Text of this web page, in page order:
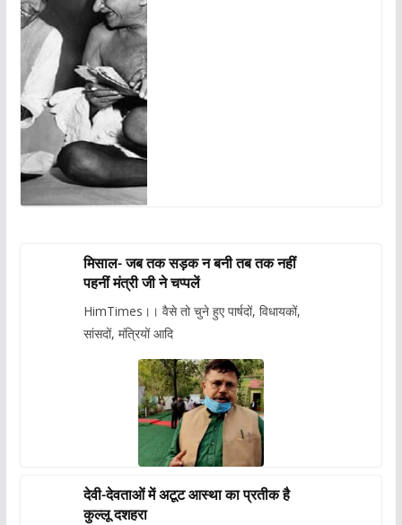
मिसाल- जब तक सड़क न बनी तब तक नहीं
पहनीं मंत्री जी ने चप्पलें
HimTimes।। वैसे तो चुने हुए पार्षदों, विधायकों,
सांसदों, मंत्रियों आदि
देवी-देवताओं में अटूट आस्था का प्रतीक है
कुल्लू दशहरा